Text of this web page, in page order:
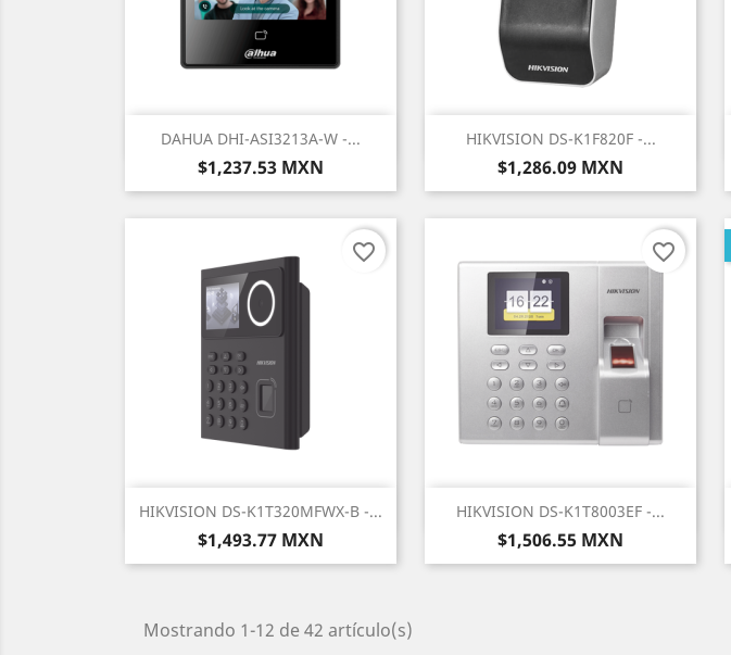
DAHUA DHI-ASI3213A-W -...
Precio
$1,237.53 MXN
Vista rápida HIKVISION DS-K1F820F -...
Precio
$1,286.09 MXN
Vista rápida
HIKVISION DS-K1T320MFWX-B -...
Precio
$1,493.77 MXN
 Vista rápida
favorite_border
HIKVISION DS-K1T8003EF -...
Precio
$1,506.55 MXN
Vista rápida
favorite_border
Mostrando 1-12 de 42 artículo(s)